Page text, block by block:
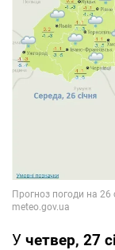
У четвер, 27